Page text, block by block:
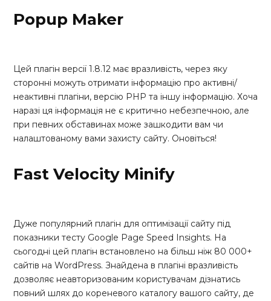
Popup Maker
Цей плагін версії 1.8.12 має вразливість, через яку
сторонні можуть отримати інформацію про активні/
неактивні плагіни, версію PHP та іншу інформацію. Хоча
наразі ця інформація не є критично небезпечною, але
при певних обставинах може зашкодити вам чи
налаштованому вами захисту сайту. Оновіться!
Fast Velocity Minify
Дуже популярний плагін для оптимізації сайту під
показники тесту Google Page Speed Insights. На
сьогодні цей плагін встановлено на більш ніж 80 000+
сайтів на WordPress. Знайдена в плагіні вразливість
дозволяє неавторизованим користувачам дізнатись
повний шлях до кореневого каталогу вашого сайту, де